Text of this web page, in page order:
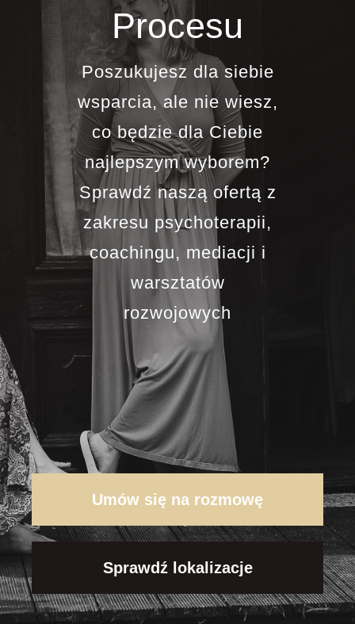
Procesu
Poszukujesz dla siebie
wsparcia, ale nie wiesz,
co będzie dla Ciebie
najlepszym wyborem?
Sprawdź naszą ofertą z
zakresu psychoterapii,
coachingu, mediacji i
warsztatów
rozwojowych
Umów się na rozmowę
Sprawdź lokalizacje